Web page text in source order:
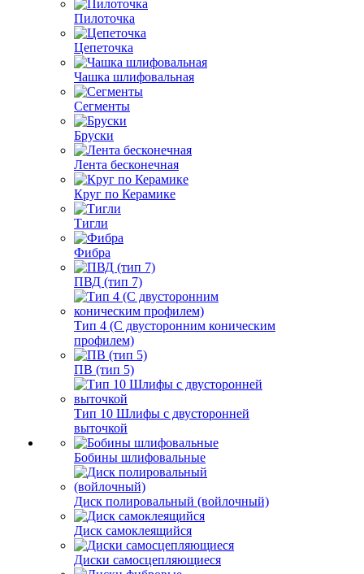
Пилоточка
Цепеточка
Чашка шлифовальная
Сегменты
Бруски
Лента бесконечная
Круг по Керамике
Тигли
Фибра
ПВД (тип 7)
Тип 4 (С двусторонним коническим
профилем)
ПВ (тип 5)
Тип 10 Шлифы с двусторонней
выточкой
Бобины шлифовальные
Диск полировальный (войлочный)
Диск самоклеящийся
Диски самосцепляющиеся